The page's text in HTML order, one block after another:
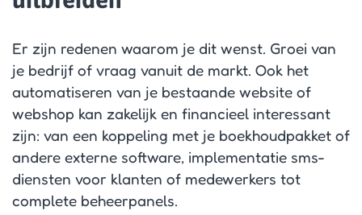
Er zijn redenen waarom je dit wenst. Groei van
je bedrijf of vraag vanuit de markt. Ook het
automatiseren van je bestaande website of
webshop kan zakelijk en financieel interessant
zijn: van een koppeling met je boekhoudpakket of
andere externe software, implementatie sms-
diensten voor klanten of medewerkers tot
complete beheerpanels.